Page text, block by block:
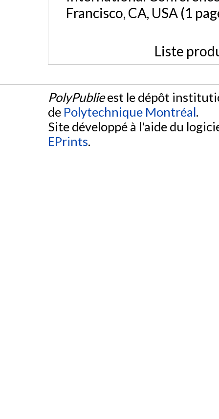
Francisco, CA, USA (1
Liste
PolyPublieest le dépôt
de Polytechnique Montréal.
Site développé à l'aide du
EPrints.